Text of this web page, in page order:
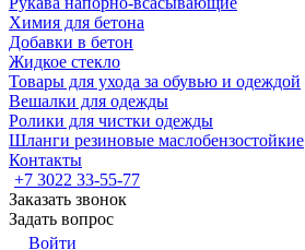
Химия для бетона
Добавки в бетон
Жидкое стекло
Товары для ухода за обувью и одеждой
Вешалки для одежды
Ролики для чистки одежды
Шланги резиновые маслобензостойкие
Контакты
+7 3022 33-55-77
Заказать звонок
Задать вопрос
Войти